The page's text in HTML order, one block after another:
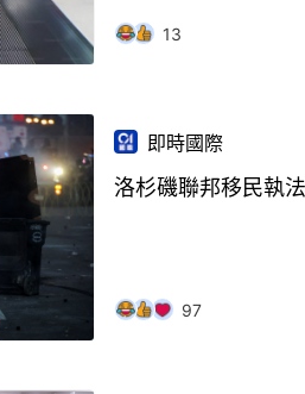
13
即時國際
洛杉磯聯邦移民執
97